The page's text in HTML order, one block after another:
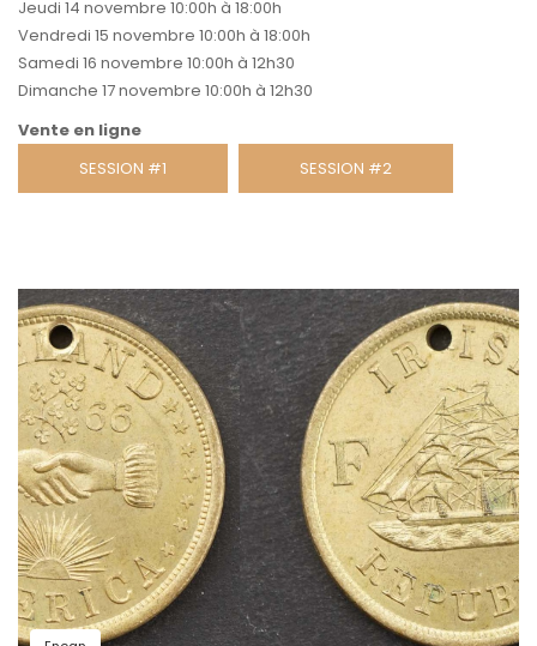
Jeudi 14 novembre 10:00h à 18:00h
Vendredi 15 novembre 10:00h à 18:00h
Samedi 16 novembre 10:00h à 12h30
Dimanche 17 novembre 10:00h à 12h30
Vente en ligne
SESSION #1
SESSION #2